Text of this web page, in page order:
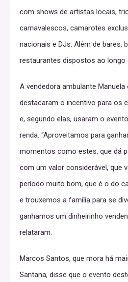
com shows de artistas locais,
carnavalescos, camarotes
nacionais e DJs. Além de bares,
restaurantes dispostos ao longo
A vendedora ambulante Manuela
destacaram o incentivo para os
e, segundo elas, usaram o
renda. “Aproveitamos para
momentos como estes, que dá
com um valor considerável, que
período muito bom, que é o do
e trouxemos a família para se
ganhamos um dinheirinho
relataram.
Marcos Santos, que mora há
Santana, disse que o evento